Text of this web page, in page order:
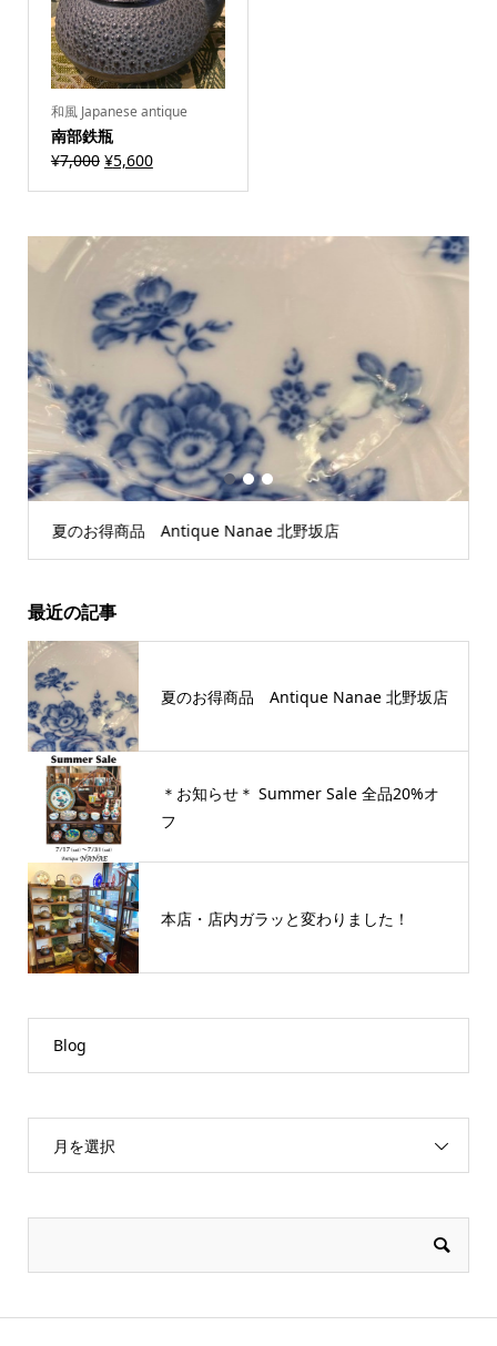
和風 Japanese antique
南部鉄瓶
¥7,000 ¥5,600
夏のお得商品 Antique Nanae 北野坂店
1 2 3
最近の記事
夏のお得商品 Antique Nanae 北野坂店
＊お知らせ＊ Summer Sale 全品20%オ
フ
本店・店内ガラッと変わりました！
Blog
月を選択